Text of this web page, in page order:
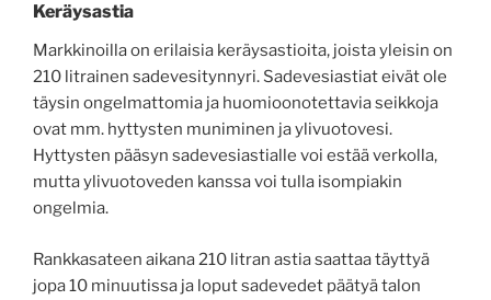
Keräysastia
Markkinoilla on erilaisia keräysastioita, joista yleisin on
210 litrainen sadevesitynnyri. Sadevesiastiat eivät ole
täysin ongelmattomia ja huomioonotettavia seikkoja
ovat mm. hyttysten muniminen ja ylivuotovesi.
Hyttysten pääsyn sadevesiastialle voi estää verkolla,
mutta ylivuotoveden kanssa voi tulla isompiakin
ongelmia.
Rankkasateen aikana 210 litran astia saattaa täyttyä
jopa 10 minuutissa ja loput sadevedet päätyä talon